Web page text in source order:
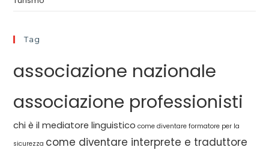
Tag
associazione nazionale
associazione professionisti
chi è il mediatore linguistico come diventare formatore per la
sicurezza come diventare interprete e traduttore